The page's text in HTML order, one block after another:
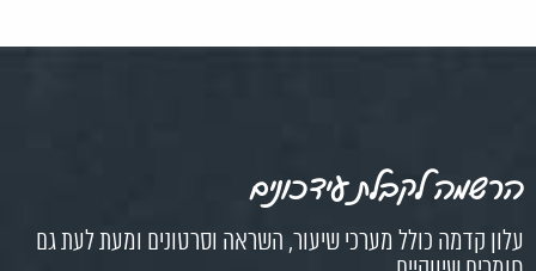
הרשמה לקבלת עידכונים
עלון קדמה כולל מערכי שיעור, השראה וסרטונים ומעת לעת גם